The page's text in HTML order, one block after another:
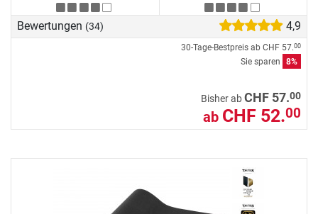
Bewertungen (34) 4,9
30-Tage-Bestpreis ab CHF 57.00
Sie sparen 8%
Bisher abCHF 57.00
ab CHF 52.00